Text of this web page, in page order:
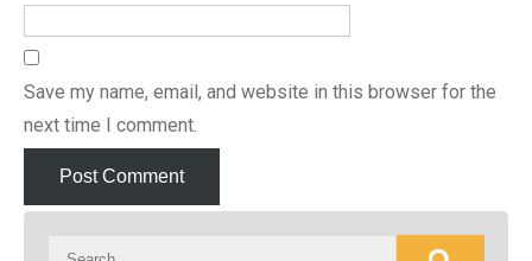
Save my name, email, and website in this browser for the
next time I comment.